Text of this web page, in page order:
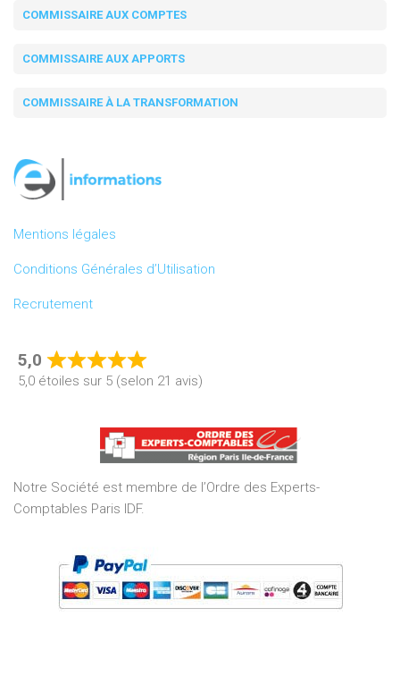
COMMISSAIRE AUX COMPTES
COMMISSAIRE AUX APPORTS
COMMISSAIRE À LA TRANSFORMATION
Mentions légales
Conditions Générales d’Utilisation
Recrutement
5,0
Rated
of
5
5,0 étoiles sur 5 (selon 21 avis)
Notre Société est membre de l’Ordre des Experts-
Comptables Paris IDF.